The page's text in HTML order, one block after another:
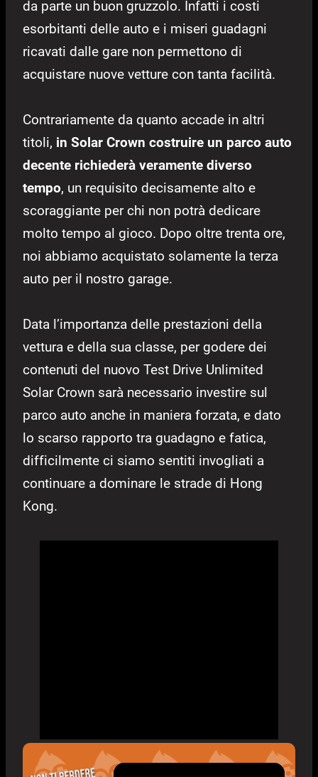
da parte un buon gruzzolo. Infatti i costi
esorbitanti delle auto e i miseri guadagni
ricavati dalle gare non permettono di
acquistare nuove vetture con tanta facilità.
Contrariamente da quanto accade in altri
titoli, in Solar Crown costruire un parco auto
decente richiederà veramente diverso
tempo, un requisito decisamente alto e
scoraggiante per chi non potrà dedicare
molto tempo al gioco. Dopo oltre trenta ore,
noi abbiamo acquistato solamente la terza
auto per il nostro garage.
Data l’importanza delle prestazioni della
vettura e della sua classe, per godere dei
contenuti del nuovo Test Drive Unlimited
Solar Crown sarà necessario investire sul
parco auto anche in maniera forzata, e dato
lo scarso rapporto tra guadagno e fatica,
difficilmente ci siamo sentiti invogliati a
continuare a dominare le strade di Hong
Kong.